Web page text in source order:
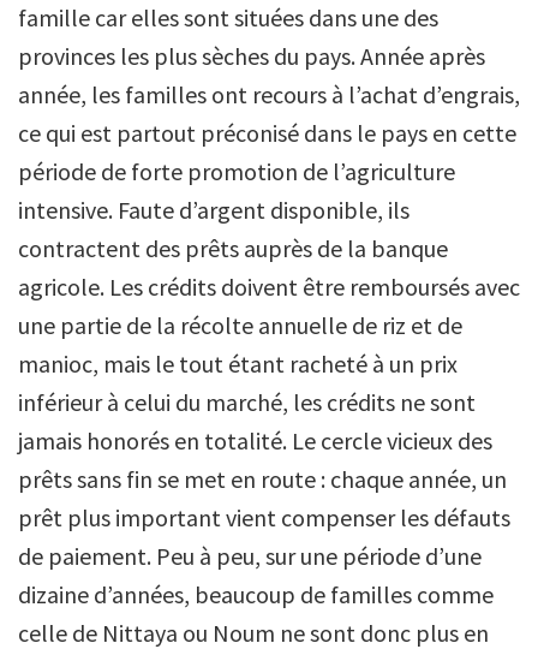
famille car elles sont situées dans une des
provinces les plus sèches du pays. Année après
année, les familles ont recours à l’achat d’engrais,
ce qui est partout préconisé dans le pays en cette
période de forte promotion de l’agriculture
intensive. Faute d’argent disponible, ils
contractent des prêts auprès de la banque
agricole. Les crédits doivent être remboursés avec
une partie de la récolte annuelle de riz et de
manioc, mais le tout étant racheté à un prix
inférieur à celui du marché, les crédits ne sont
jamais honorés en totalité. Le cercle vicieux des
prêts sans fin se met en route : chaque année, un
prêt plus important vient compenser les défauts
de paiement. Peu à peu, sur une période d’une
dizaine d’années, beaucoup de familles comme
celle de Nittaya ou Noum ne sont donc plus en